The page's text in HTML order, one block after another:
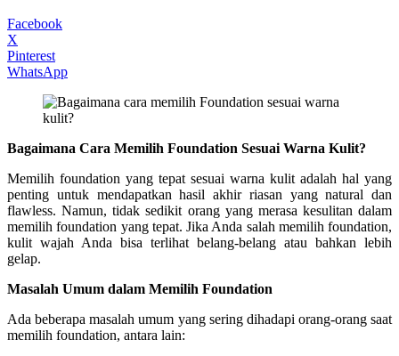
Facebook
X
Pinterest
WhatsApp
Bagaimana Cara Memilih Foundation Sesuai Warna Kulit?
Memilih foundation yang tepat sesuai warna kulit adalah hal yang
penting untuk mendapatkan hasil akhir riasan yang natural dan
flawless. Namun, tidak sedikit orang yang merasa kesulitan dalam
memilih foundation yang tepat. Jika Anda salah memilih foundation,
kulit wajah Anda bisa terlihat belang-belang atau bahkan lebih
gelap.
Masalah Umum dalam Memilih Foundation
Ada beberapa masalah umum yang sering dihadapi orang-orang saat
memilih foundation, antara lain: